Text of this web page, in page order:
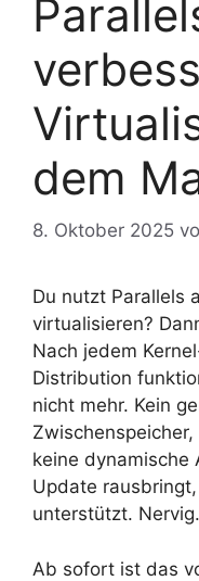
dem
8. Oktober 2025
Du nutzt Parallels
virtualisieren?
Nach jedem
Distribution
nicht mehr. Kein
keine dynamische
Update
unterstützt. Nervig.
Ab sofort ist das